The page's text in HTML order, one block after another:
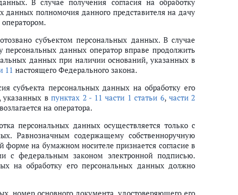
данных
составов данных и предоставления доступа к ним
рынке, а также в целях политической агитации
их персональных данных
данных или его представителя, а также уполномоченного органа
блокированию и уничтожению персональных данных
Федерального закона (ст.ст. 23 - 24)
В случае получения согласия на обработку
данных полномочия данного представителя на дачу
субъектом персональных данных. В случае
персональных данных оператор вправе продолжить
данных при наличии оснований, указанных в
11 настоящего Федерального закона.
субъекта персональных данных на обработку его
указанных впунктах 2 - 11 части 1 статьи 6, части 2
на оператора.
персональных данных осуществляется только с
Равнозначным содержащему собственноручную
на бумажном носителе признается согласие в
с федеральным законом электронной подписью.
на обработку его персональных данных должно
номер основного документа, удостоверяющего его